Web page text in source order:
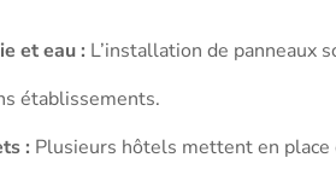
et eau : L’installation de panneaux
établissements.
: Plusieurs hôtels mettent en